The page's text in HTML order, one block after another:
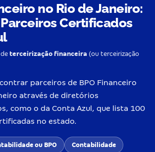
no Rio de Janeiro:
Certificados
terceirização financeira (ou terceirização
parceiros de BPO Financeiro
através de diretórios
como o da Conta Azul, que lista 100
no estado.
ou BPO Contabilidade